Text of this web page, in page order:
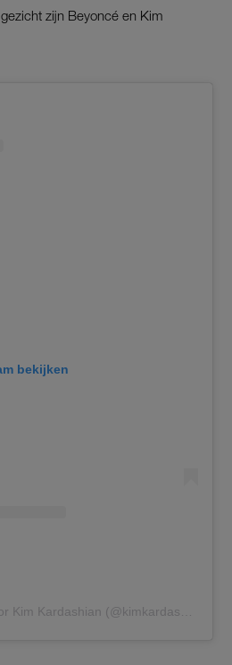
zijn Beyoncé en Kim
bekijken
Een bericht gedeeld door Kim Kardashian (@kimkardashian)